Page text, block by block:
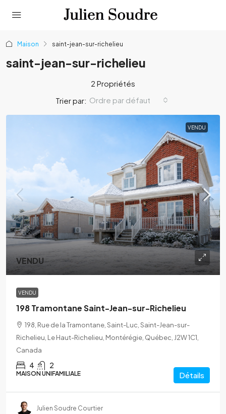
Maison saint-jean-sur-richelieu
saint-jean-sur-richelieu
2 Propriétés
Trier par: Ordre par défaut
VENDU
VENDU
VENDU
198 Tramontane Saint-Jean-sur-Richelieu
198, Rue de la Tramontane, Saint-Luc, Saint-Jean-sur-
Richelieu, Le Haut-Richelieu, Montérégie, Québec, J2W 1C1,
Canada
4 2
MAISON UNIFAMILIALE Détails
Julien Soudre Courtier